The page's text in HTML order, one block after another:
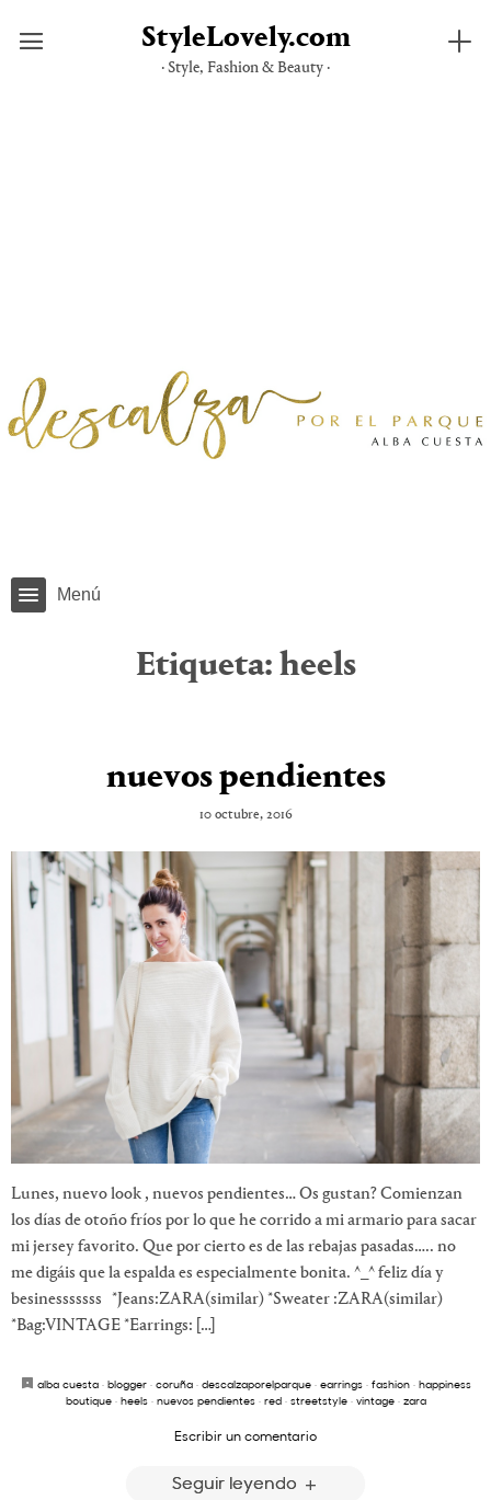
StyleLovely.com
· Style, Fashion & Beauty ·
Menú
Etiqueta: heels
nuevos pendientes
10 octubre, 2016
Lunes, nuevo look , nuevos pendientes… Os gustan? Comienzan
los días de otoño fríos por lo que he corrido a mi armario para sacar
mi jersey favorito. Que por cierto es de las rebajas pasadas….. no
me digáis que la espalda es especialmente bonita. ^_^ feliz día y
besinesssssss *Jeans:ZARA(similar) *Sweater :ZARA(similar)
*Bag:VINTAGE *Earrings: […]
alba cuesta· blogger· coruña· descalzaporelparque· earrings· fashion· happiness
boutique· heels· nuevos pendientes· red· streetstyle· vintage· zara
Escribir un comentario
Seguir leyendo